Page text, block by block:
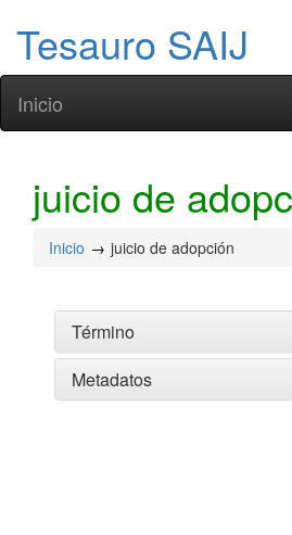
Tesauro SAIJ
Inicio
juicio de
Inicio juicio de adopción
Término
Metadatos